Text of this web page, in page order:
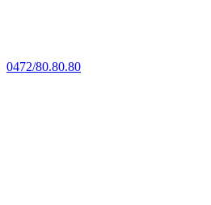
0472/80.80.80